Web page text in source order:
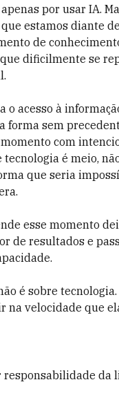
por usar IA.
estamos diante
de
dificilmente se
o acesso à
forma sem
com
tecnologia é meio,
que seria
esse momento
de resultados e
é sobre
na velocidade que
responsabilidade da